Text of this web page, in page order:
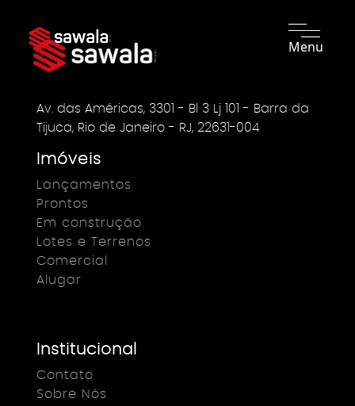
Menu
Av. das Américas, 3301 - Bl 3 Lj 101 - Barra da
Tijuca, Rio de Janeiro - RJ, 22631-004
Imóveis
Lançamentos
Prontos
Em construção
Lotes e Terrenos
Comercial
Alugar
Institucional
Contato
Sobre Nós